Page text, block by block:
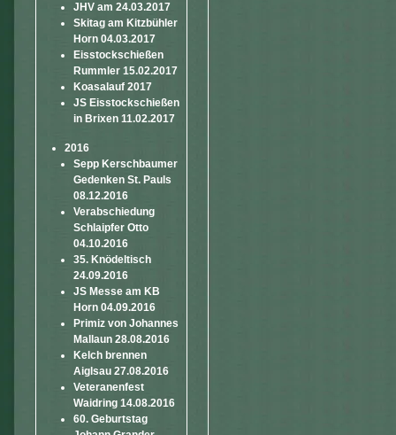
JHV am 24.03.2017
Skitag am Kitzbühler
Horn 04.03.2017
Eisstockschießen
Rummler 15.02.2017
Koasalauf 2017
JS Eisstockschießen
in Brixen 11.02.2017
2016
Sepp Kerschbaumer
Gedenken St. Pauls
08.12.2016
Verabschiedung
Schlaipfer Otto
04.10.2016
35. Knödeltisch
24.09.2016
JS Messe am KB
Horn 04.09.2016
Primiz von Johannes
Mallaun 28.08.2016
Kelch brennen
Aiglsau 27.08.2016
Veteranenfest
Waidring 14.08.2016
60. Geburtstag